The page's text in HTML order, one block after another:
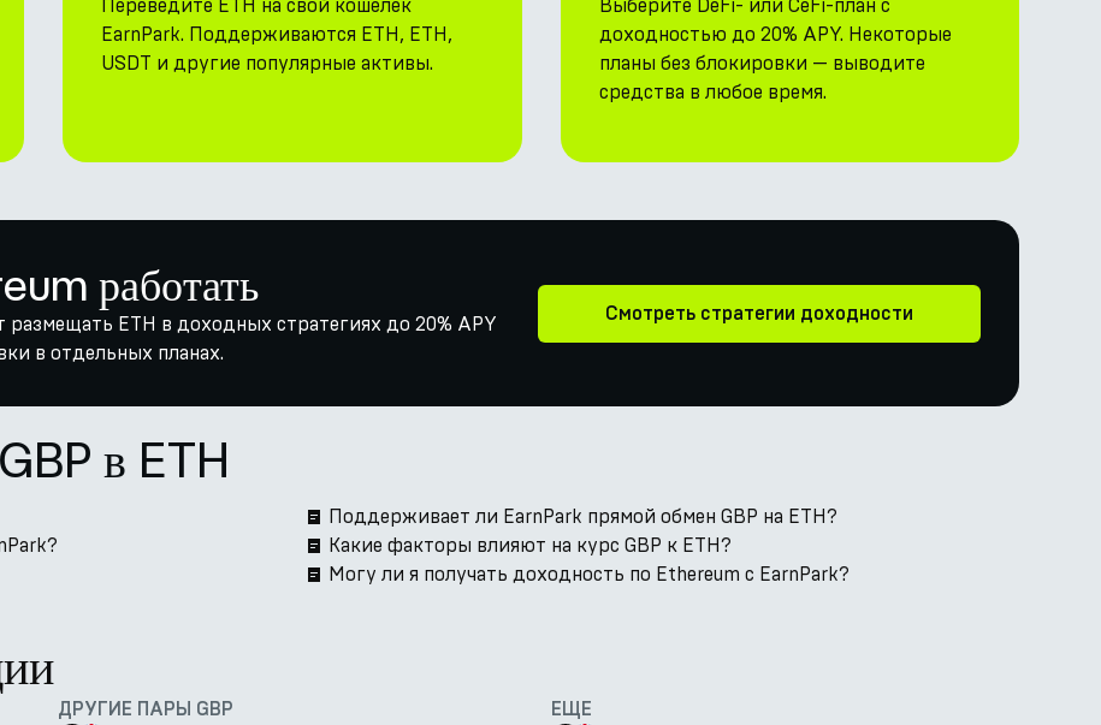
Переведите ETH на свой кошелек
EarnPark. Поддерживаются ETH, ETH,
USDT и другие популярные активы.
Выберите DeFi- или CeFi-план с
доходностью до 20% APY. Некоторые
планы без блокировки — выводите
средства в любое время.
работать
размещать ETH в доходных стратегиях до 20% APY
в отдельных планах.
Смотреть стратегии доходности
в ETH
Поддерживает ли EarnPark прямой обмен GBP на ETH?
Какие факторы влияют на курс GBP к ETH?
Могу ли я получать доходность по Ethereum с EarnPark?
ДРУГИЕ ПАРЫ GBP ЕЩЕ